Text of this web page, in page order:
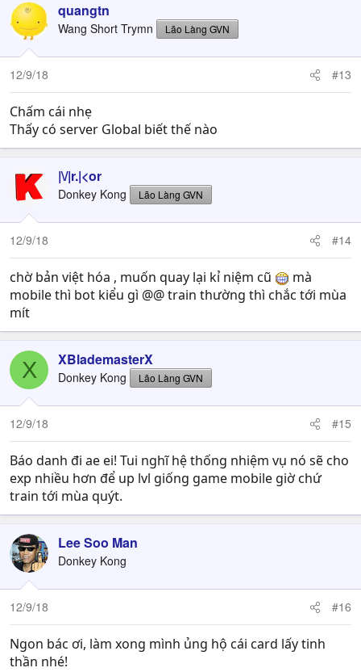
quangtn
Wang Short Trymn Lão Làng GVN
12/9/18 #13
Chấm cái nhẹ
Thấy có server Global biết thế nào
|\/|r.|<or
Donkey Kong Lão Làng GVN
12/9/18 #14
chờ bản việt hóa , muốn quay lại kỉ niệm cũ
mà
mobile thì bot kiểu gì @@ train thường thì chắc tới mùa
mít
X XBlademasterX
Donkey Kong Lão Làng GVN
12/9/18 #15
Báo danh đi ae ei! Tui nghĩ hệ thống nhiệm vụ nó sẽ cho
exp nhiều hơn để up lvl giống game mobile giờ chứ
train tới mùa quýt.
Lee Soo Man
Donkey Kong
12/9/18 #16
Ngon bác ơi, làm xong mình ủng hộ cái card lấy tinh
thần nhé!